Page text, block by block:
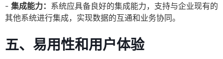
- 集成能力： 系统应具备良好的集成能力，支持与企业现有的
其他系统进行集成，实现数据的互通和业务协同。
五、易用性和用户体验